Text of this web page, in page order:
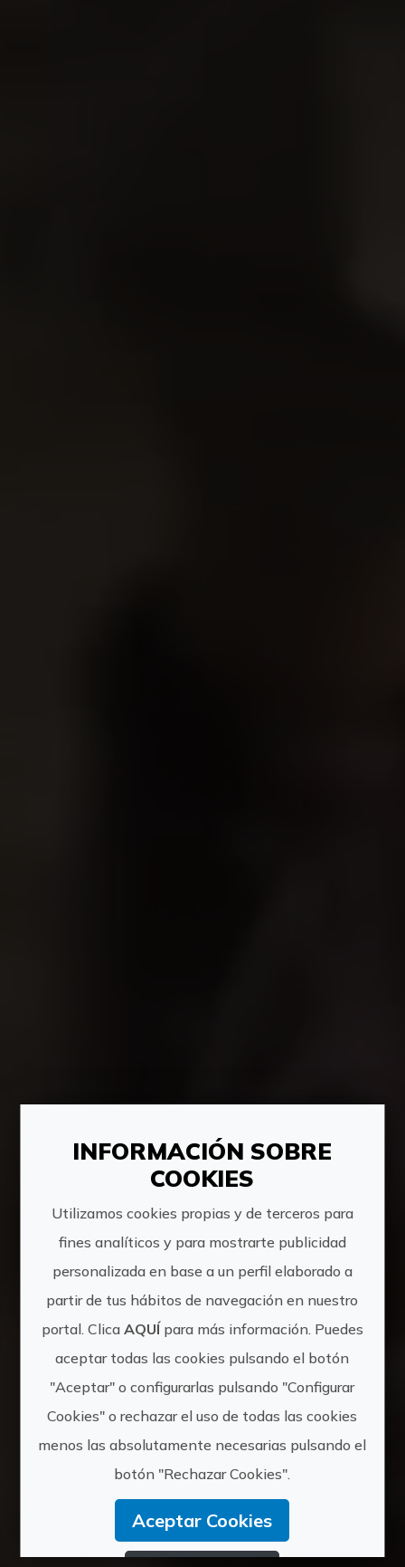
INFORMACIÓN SOBRE
COOKIES
Utilizamos cookies propias y de terceros para
fines analíticos y para mostrarte publicidad
personalizada en base a un perfil elaborado a
partir de tus hábitos de navegación en nuestro
portal. Clica AQUÍpara más información. Puedes
aceptar todas las cookies pulsando el botón
"Aceptar" o configurarlas pulsando "Configurar
Cookies" o rechazar el uso de todas las cookies
menos las absolutamente necesarias pulsando el
botón "Rechazar Cookies".
Aceptar Cookies